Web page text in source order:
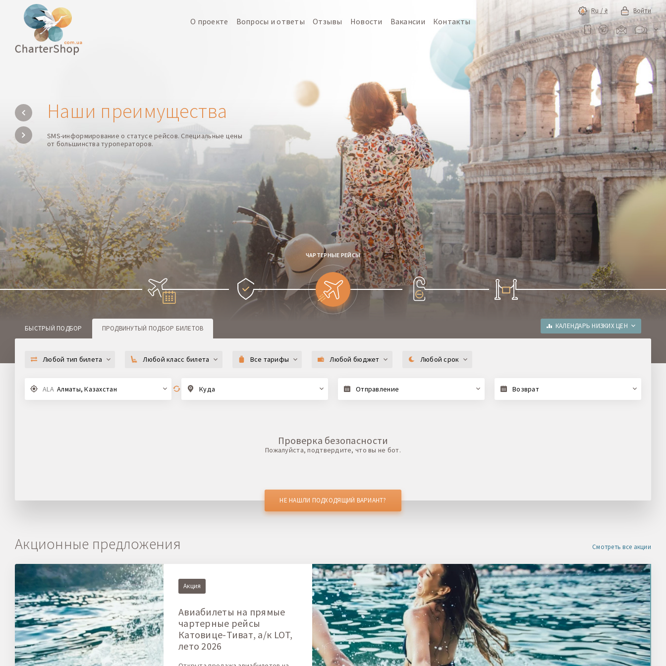
О проекте Вопросы и ответы Отзывы Новости Вакансии Контакты
Ru /₴ Войти
Наши преимущества
SMS-информирование о статусе рейсов. Специальные цены
от большинства туроператоров.
ЧАРТЕРНЫЕ РЕЙСЫ
БЫСТРЫЙ ПОДБОР ПРОДВИНУТЫЙ ПОДБОР БИЛЕТОВ КАЛЕНДАРЬ НИЗКИХ ЦЕН
Любой тип билета Любой класс билета Все тарифы Любой бюджет Любой срок
ALA Алматы, Казахстан Куда Отправление Возврат
Проверка безопасности
Пожалуйста, подтвердите, что вы не бот.
НЕ НАШЛИ ПОДХОДЯЩИЙ ВАРИАНТ?
Акционные предложения Смотреть все акции
Акция
Авиабилеты на прямые
чартерные рейсы
Катовице-Тиват, а/к LOT,
лето 2026